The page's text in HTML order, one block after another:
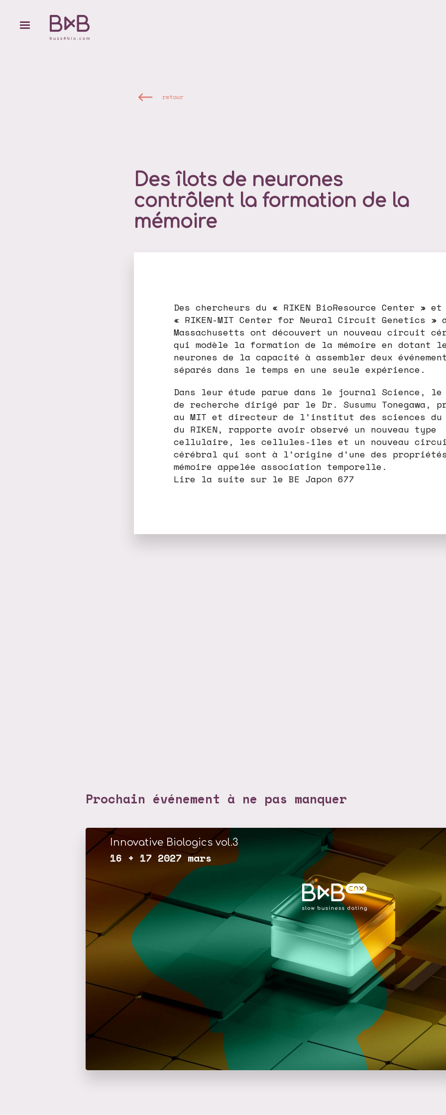
retour
Des îlots de neurones
contrôlent la formation de la
mémoire
Des chercheurs du « RIKEN BioResource Center » et
« RIKEN-MIT Center for Neural Circuit Genetics »
Massachusetts ont découvert un nouveau circuit
qui modèle la formation de la mémoire en dotant
neurones de la capacité à assembler deux
séparés dans le temps en une seule expérience.
Dans leur étude parue dans le journal Science, le
de recherche dirigé par le Dr. Susumu Tonegawa,
au MIT et directeur de l’institut des sciences du
du RIKEN, rapporte avoir observé un nouveau type
cellulaire, les cellules-îles et un nouveau
cérébral qui sont à l’origine d’une des
mémoire appelée association temporelle.
Lire la suite sur le BE Japon 677
Prochain événement à ne pas manquer
Innovative Biologics vol.3
16 + 17 2027 mars